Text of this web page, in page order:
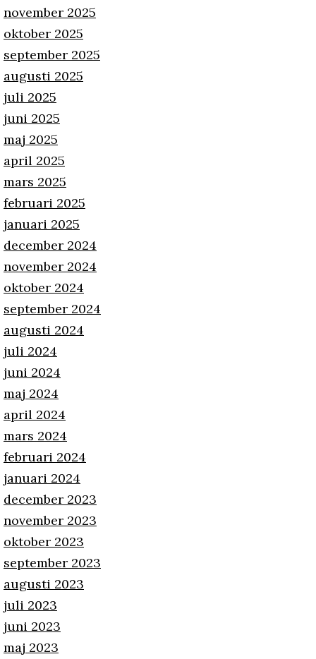
november 2025
oktober 2025
september 2025
augusti 2025
juli 2025
juni 2025
maj 2025
april 2025
mars 2025
februari 2025
januari 2025
december 2024
november 2024
oktober 2024
september 2024
augusti 2024
juli 2024
juni 2024
maj 2024
april 2024
mars 2024
februari 2024
januari 2024
december 2023
november 2023
oktober 2023
september 2023
augusti 2023
juli 2023
juni 2023
maj 2023